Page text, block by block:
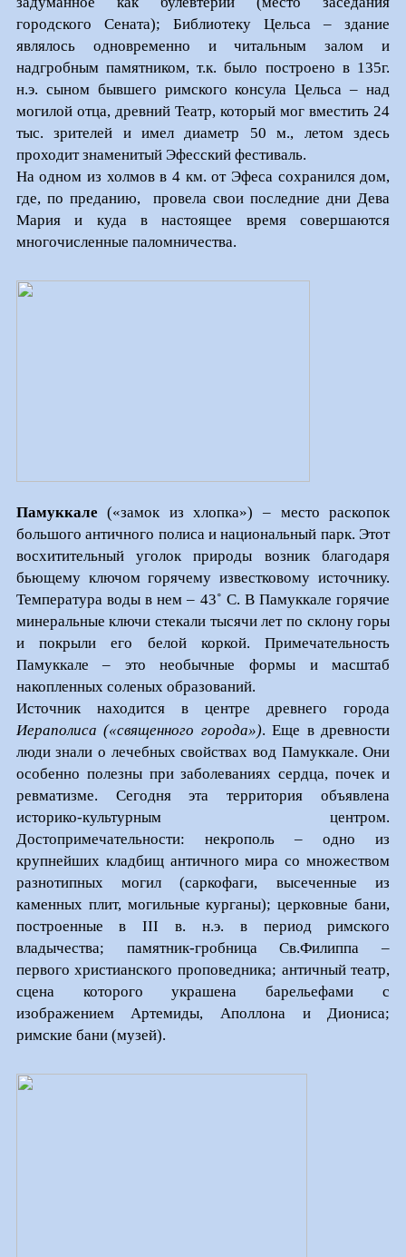
городского Сената); Библиотеку Цельса – здание
являлось одновременно и читальным залом и
надгробным памятником, т.к. было построено в 135г.
н.э. сыном бывшего римского консула Цельса – над
могилой отца, древний Театр, который мог вместить 24
тыс. зрителей и имел диаметр 50 м., летом здесь
проходит знаменитый Эфесский фестиваль.
На одном из холмов в 4 км. от Эфеса сохранился дом,
где, по преданию,
провела свои последние дни Дева
Мария и куда в настоящее время совершаются
многочисленные паломничества.
Памуккале («замок из хлопка») – место раскопок
большого античного полиса и национальный парк. Этот
восхитительный уголок природы возник благодаря
бьющему ключом горячему известковому источнику.
Температура воды в нем – 43˚ С. В Памуккале горячие
минеральные ключи стекали тысячи лет по склону горы
и покрыли его белой коркой. Примечательность
Памуккале – это необычные формы и масштаб
накопленных соленых образований.
Источник находится в центре древнего города
Иераполиса («священного города»). Еще в древности
люди знали о лечебных свойствах вод Памуккале. Они
особенно полезны при заболеваниях сердца, почек и
ревматизме. Сегодня эта территория объявлена
историко-культурным центром.
Достопримечательности: некрополь – одно из
крупнейших кладбищ античного мира со множеством
разнотипных могил (саркофаги, высеченные из
каменных плит, могильные курганы); церковные бани,
построенные вIII в. н.э. в период римского
владычества; памятник-гробница Св.Филиппа –
первого христианского проповедника; античный театр,
сцена которого украшена барельефами с
изображением Артемиды, Аполлона и Диониса;
римские бани (музей).